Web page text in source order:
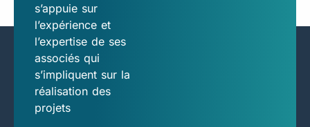
s’appuie sur
l’expérience et
l’expertise de ses
associés qui
s’impliquent sur la
réalisation des
projets